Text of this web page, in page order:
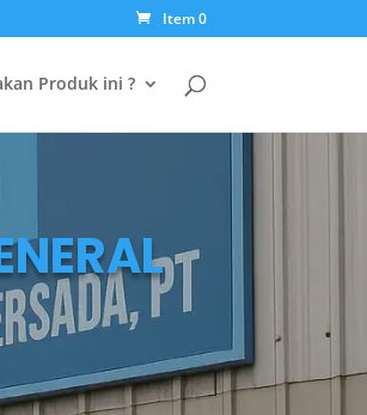
Item 0
Produk ini ?